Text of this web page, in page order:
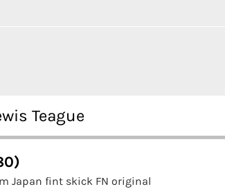
Teague
Japan fint skick FN original